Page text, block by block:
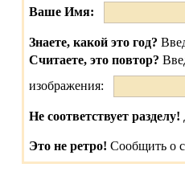
Ваше Имя:
Знаете, какой это год?
Считаете, это повтор?
изображения:
Не соответствует разделу!
Это не ретро! Сообщить о